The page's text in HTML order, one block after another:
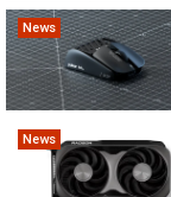
News
News